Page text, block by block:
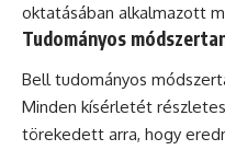
oktatásában alkalmazott
Tudományos
Bell tudományos
Minden kísérletét
törekedett arra, hogy